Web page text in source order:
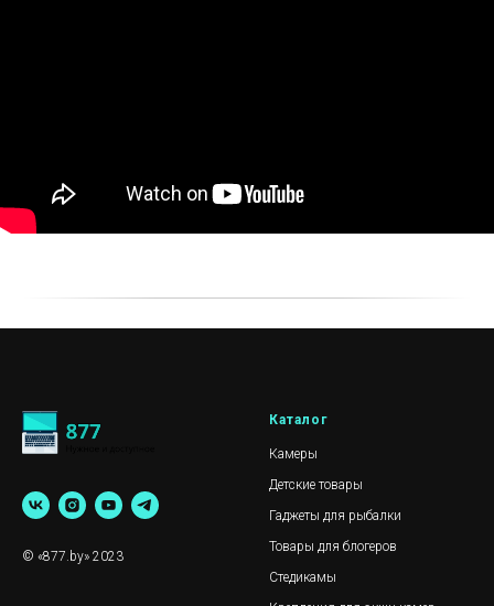
© «877.by» 2023
Каталог
Камеры
Детские товары
Гаджеты для рыбалки
Товары для блогеров
Стедикамы